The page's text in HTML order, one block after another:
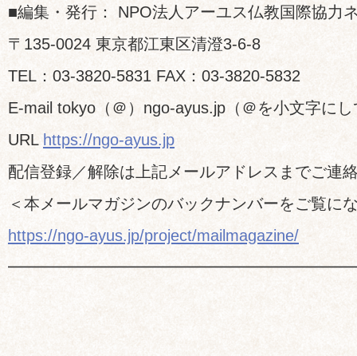
■編集・発行： NPO法人アーユス仏教国際協力
〒135-0024 東京都江東区清澄3-6-8
TEL：03-3820-5831 FAX：03-3820-5832
E-mail tokyo（＠）ngo-ayus.jp（＠を小文字に
URL https://ngo-ayus.jp
配信登録／解除は上記メールアドレスまでご連
＜本メールマガジンのバックナンバーをご覧に
https://ngo-ayus.jp/project/mailmagazine/